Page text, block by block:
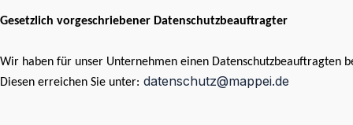
Gesetzlich vorgeschriebener Datenschutzbeauftragter
Wir haben für unser Unternehmen einen Datenschutzbeauftragten
Diesen erreichen Sie unter: datenschutz@mappei.de